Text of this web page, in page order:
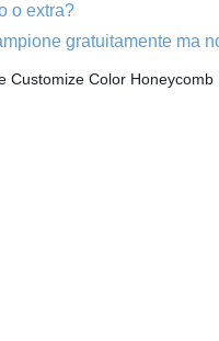
o extra?
gratuitamente ma